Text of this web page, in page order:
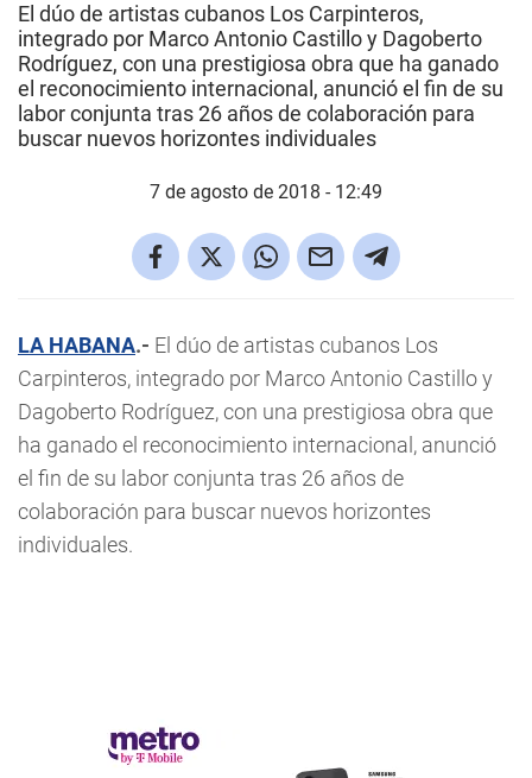
El dúo de artistas cubanos Los Carpinteros,
integrado por Marco Antonio Castillo y Dagoberto
Rodríguez, con una prestigiosa obra que ha ganado
el reconocimiento internacional, anunció el fin de su
labor conjunta tras 26 años de colaboración para
buscar nuevos horizontes individuales
7 de agosto de 2018 - 12:49
LA HABANA.- El dúo de artistas cubanos Los
Carpinteros, integrado por Marco Antonio Castillo y
Dagoberto Rodríguez, con una prestigiosa obra que
ha ganado el reconocimiento internacional, anunció
el fin de su labor conjunta tras 26 años de
colaboración para buscar nuevos horizontes
individuales.